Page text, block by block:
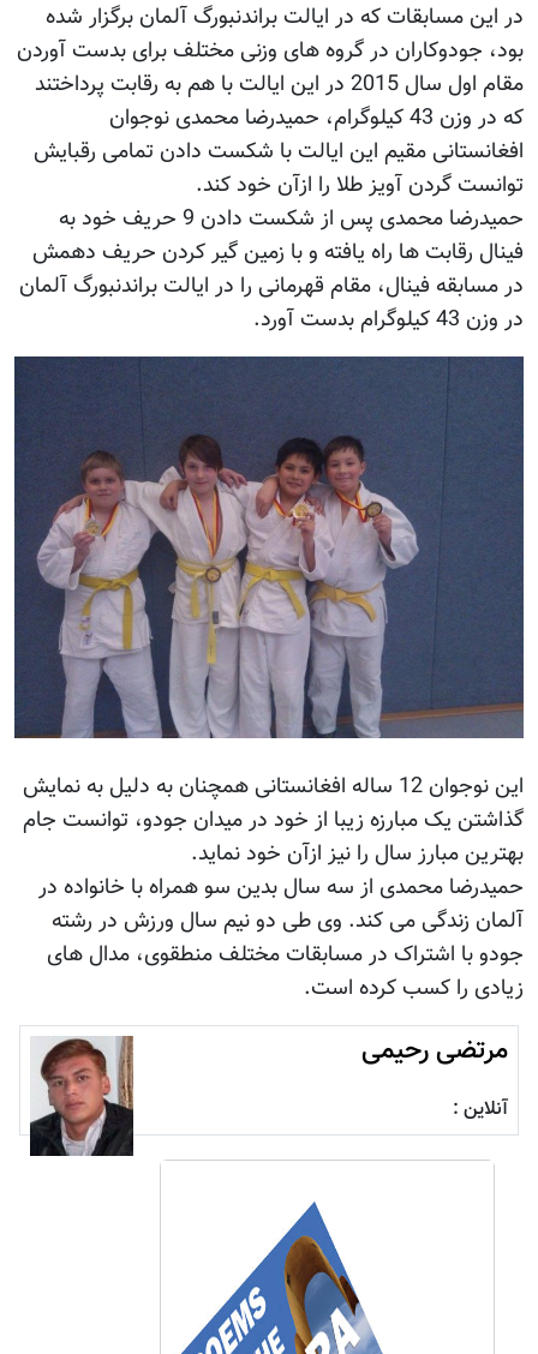
در این مسابقات که در ایالت براندنبورگ آلمان برگزار شده
بود، جودوکاران در گروه های وزنی مختلف برای بدست آوردن
مقام اول سال 2015 در این ایالت با هم به رقابت پرداختند
که در وزن 43 کیلوگرام، حمیدرضا محمدی نوجوان
افغانستانی مقیم این ایالت با شکست دادن تمامی رقبایش
توانست گردن آویز طلا را ازآن خود کند.
حمیدرضا محمدی پس از شکست دادن 9 حریف خود به
فینال رقابت ها راه یافته و با زمین گیر کردن حریف دهمش
در مسابقه فینال، مقام قهرمانی را در ایالت براندنبورگ آلمان
در وزن 43 کیلوگرام بدست آورد.
این نوجوان 12 ساله افغانستانی همچنان به دلیل به نمایش
گذاشتن یک مبارزه زیبا از خود در میدان جودو، توانست جام
بهترین مبارز سال را نیز ازآن خود نماید.
حمیدرضا محمدی از سه سال بدین سو همراه با خانواده در
آلمان زندگی می کند. وی طی دو نیم سال ورزش در رشته
جودو با اشتراک در مسابقات مختلف منطقوی، مدال های
زیادی را کسب کرده است.
مرتضی رحیمی
آنلاین :